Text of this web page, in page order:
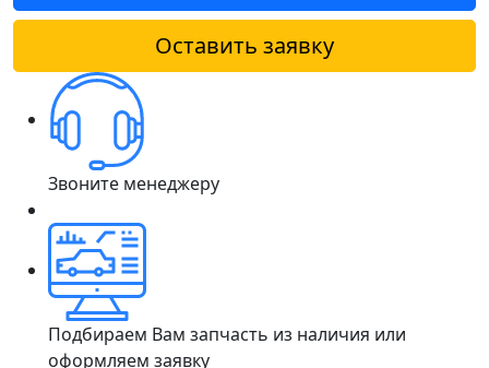
Оставить заявку
Звоните менеджеру
Подбираем Вам запчасть из наличия или
оформляем заявку